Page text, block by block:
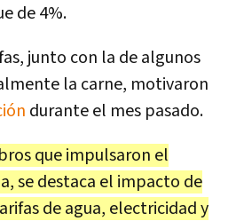
de 4%.
junto con la de algunos
la carne, motivaron
durante el mes pasado.
que impulsaron el
se destaca el impacto de
de agua, electricidad y